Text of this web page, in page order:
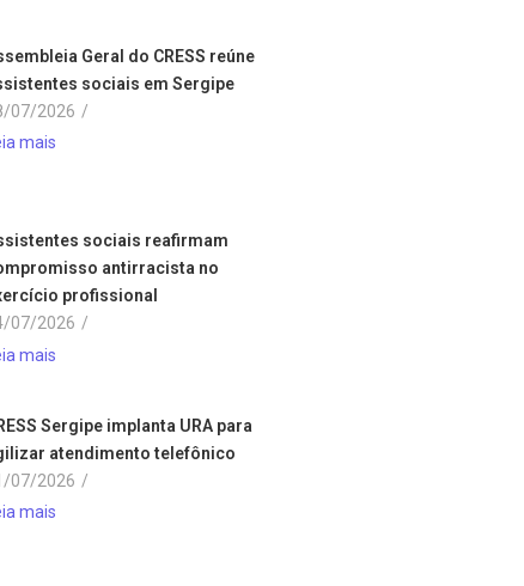
Geral do CRESS reúne
sociais em Sergipe
07/2026 /
mais
sociais reafirmam
antirracista no
profissional
07/2026 /
mais
Sergipe implanta URA para
atendimento telefônico
07/2026 /
mais